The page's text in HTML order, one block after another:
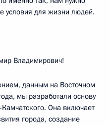
условия для жизни людей.
Владимирович!
данным на Восточном
мы разработали основу
Она включает
города, создание